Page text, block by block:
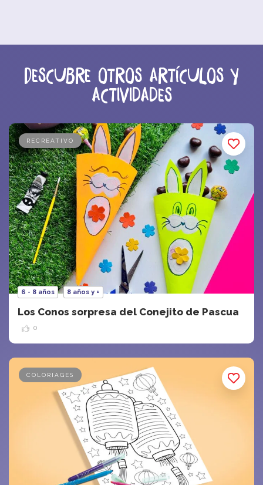
Descubre otros artículos y
actividades
RECREATIVO
6 - 8 años 8 años y +
Los Conos sorpresa del Conejito de Pascua
0
COLORIAGES